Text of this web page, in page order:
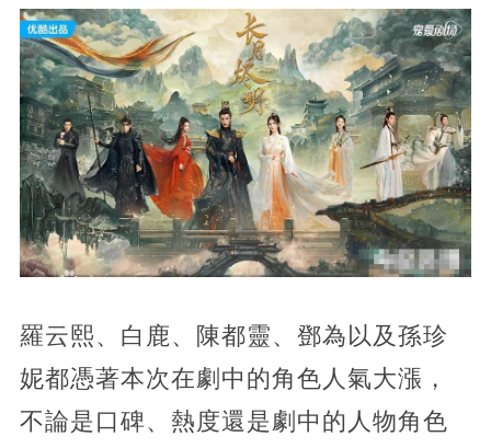
羅云熙、白鹿、陳都靈、鄧為以及孫珍
妮都憑著本次在劇中的角色人氣大漲，
不論是口碑、熱度還是劇中的人物角色